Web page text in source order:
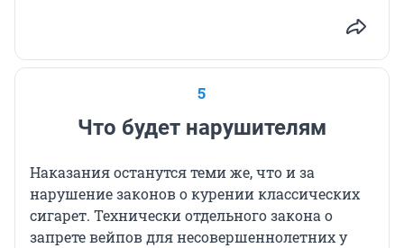
5
Что будет нарушителям
Наказания останутся теми же, что и за
нарушение законов о курении классических
сигарет. Технически отдельного закона о
запрете вейпов для несовершеннолетних у